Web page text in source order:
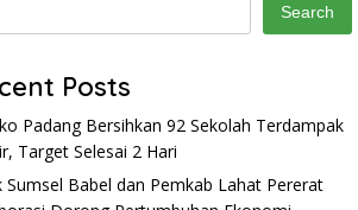
Search
Posts
Padang Bersihkan 92 Sekolah Terdampak
Target Selesai 2 Hari
Sumsel Babel dan Pemkab Lahat Pererat